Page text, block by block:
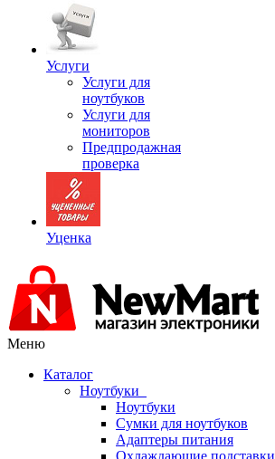
Услуги
Услуги для
ноутбуков
Услуги для
мониторов
Предпродажная
проверка
Уценка
Меню
Каталог
Ноутбуки
Ноутбуки
Сумки для ноутбуков
Адаптеры питания
Охлаждающие подставки